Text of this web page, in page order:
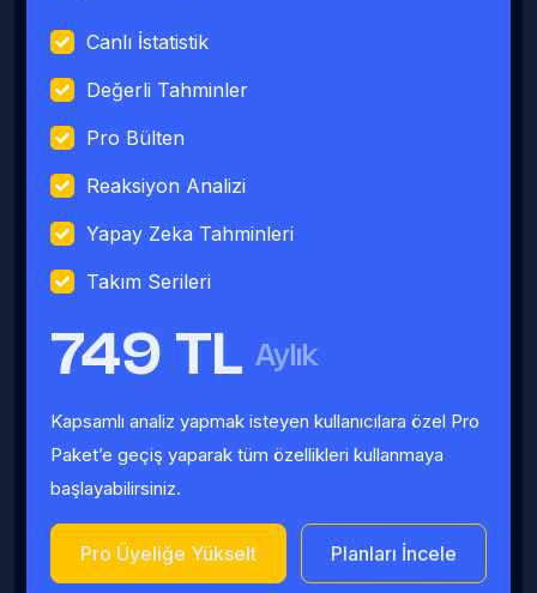
Canlı İstatistik
Değerli Tahminler
Pro Bülten
Reaksiyon Analizi
Yapay Zeka Tahminleri
Takım Serileri
749 TL Aylık
Kapsamlı analiz yapmak isteyen kullanıcılara özel Pro
Paket’e geçiş yaparak tüm özellikleri kullanmaya
başlayabilirsiniz.
Pro Üyeliğe Yükselt Planları İncele